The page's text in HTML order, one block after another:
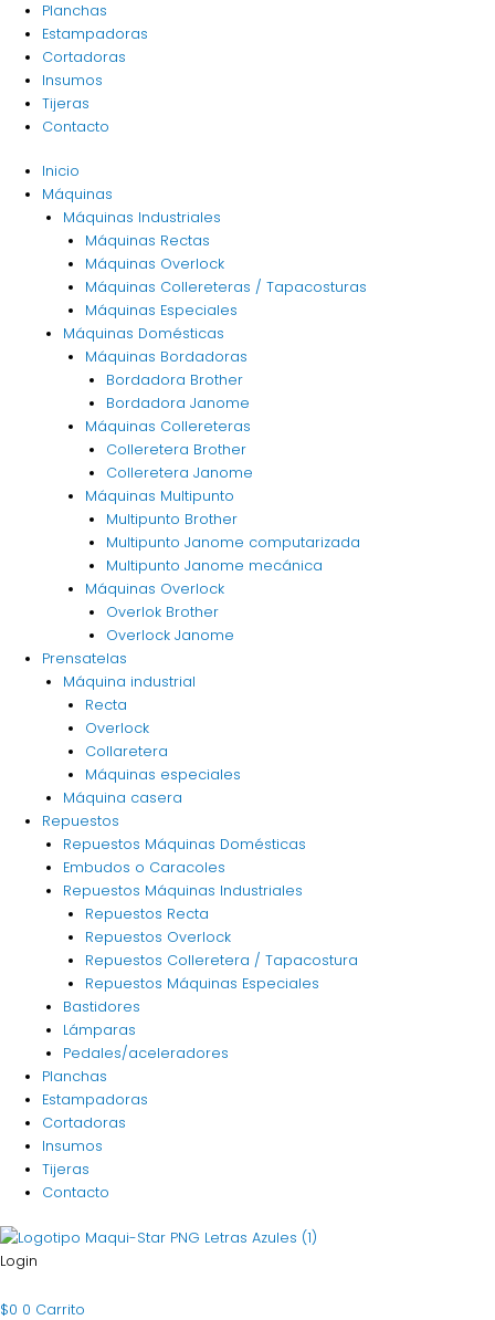
Planchas
Estampadoras
Cortadoras
Insumos
Tijeras
Contacto
Inicio
Máquinas
Máquinas Industriales
Máquinas Rectas
Máquinas Overlock
Máquinas Collereteras / Tapacosturas
Máquinas Especiales
Máquinas Domésticas
Máquinas Bordadoras
Bordadora Brother
Bordadora Janome
Máquinas Collereteras
Colleretera Brother
Colleretera Janome
Máquinas Multipunto
Multipunto Brother
Multipunto Janome computarizada
Multipunto Janome mecánica
Máquinas Overlock
Overlok Brother
Overlock Janome
Prensatelas
Máquina industrial
Recta
Overlock
Collaretera
Máquinas especiales
Máquina casera
Repuestos
Repuestos Máquinas Domésticas
Embudos o Caracoles
Repuestos Máquinas Industriales
Repuestos Recta
Repuestos Overlock
Repuestos Colleretera / Tapacostura
Repuestos Máquinas Especiales
Bastidores
Lámparas
Pedales/aceleradores
Planchas
Estampadoras
Cortadoras
Insumos
Tijeras
Contacto
Login
$0 0 Carrito